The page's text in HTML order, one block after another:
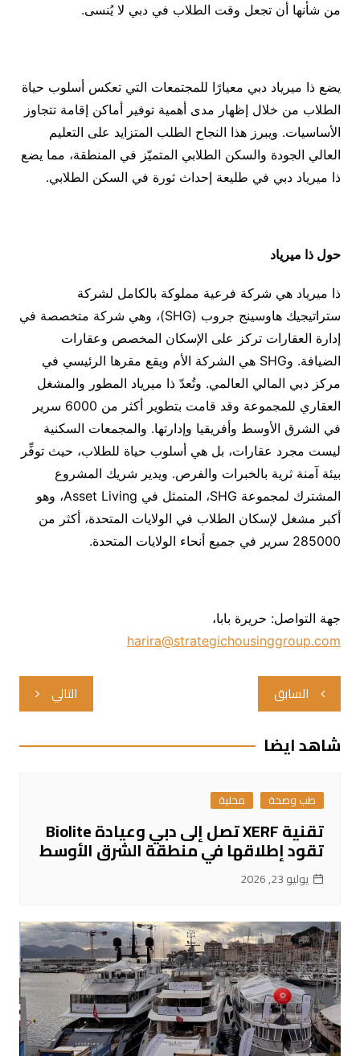
من شأنها أن تجعل وقت الطلاب في دبي لا يُنسى.
يضع ذا ميرياد دبي معيارًا للمجتمعات التي تعكس أسلوب حياة
الطلاب من خلال إظهار مدى أهمية توفير أماكن إقامة تتجاوز
الأساسيات. ويبرز هذا النجاح الطلب المتزايد على التعليم
العالي الجودة والسكن الطلابي المتميّز في المنطقة، مما يضع
ذا ميرياد دبي في طليعة إحداث ثورة في السكن الطلابي.
حول ذا ميرياد
ذا ميرياد هي شركة فرعية مملوكة بالكامل لشركة
ستراتيجيك هاوسينج جروب (SHG)، وهي شركة متخصصة في
إدارة العقارات تركز على الإسكان المخصص وعقارات
الضيافة. وSHG هي الشركة الأم ويقع مقرها الرئيسي في
مركز دبي المالي العالمي. وتُعدّ ذا ميرياد المطور والمشغل
العقاري للمجموعة وقد قامت بتطوير أكثر من 6000 سرير
في الشرق الأوسط وأفريقيا وإدارتها. والمجمعات السكنية
ليست مجرد عقارات، بل هي أسلوب حياة للطلاب، حيث توفِّر
بيئة آمنة ثرية بالخبرات والفرص. ويدير شريك المشروع
المشترك لمجموعة SHG، المتمثل في Asset Living، وهو
أكبر مشغل لإسكان الطلاب في الولايات المتحدة، أكثر من
285000 سرير في جميع أنحاء الولايات المتحدة.
جهة التواصل: حريرة بابا،
harira@strategichousinggroup.com
تصفّح
المقالات
السابق التالي
شاهد ايضا
طب وصحة محلية
تقنية XERF تصل إلى دبي وعيادة Biolite
تقود إطلاقها في منطقة الشرق الأوسط
يوليو 23, 2026